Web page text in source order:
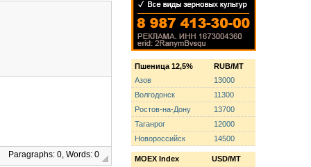
Paragraphs: 0, Words: 0
Пшеница 12,5%
RUB/MT
Азов
13000
Волгодонск
11300
Ростов-на-Дону
13700
Таганрог
12000
Новороссийск
14500
MOEX Index
USD/MT